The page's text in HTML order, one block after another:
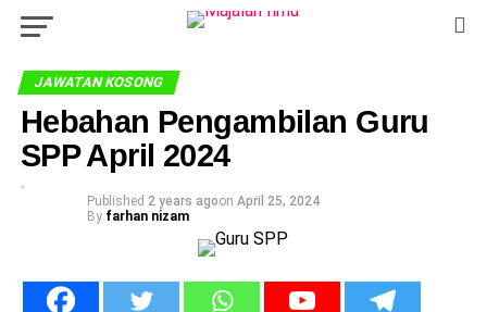
JAWATAN KOSONG
Hebahan Pengambilan Guru
SPP April 2024
Published 2 years agoon April 25, 2024
By farhan nizam